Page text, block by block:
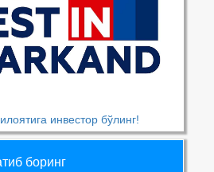
инвестор бўлинг!
боринг